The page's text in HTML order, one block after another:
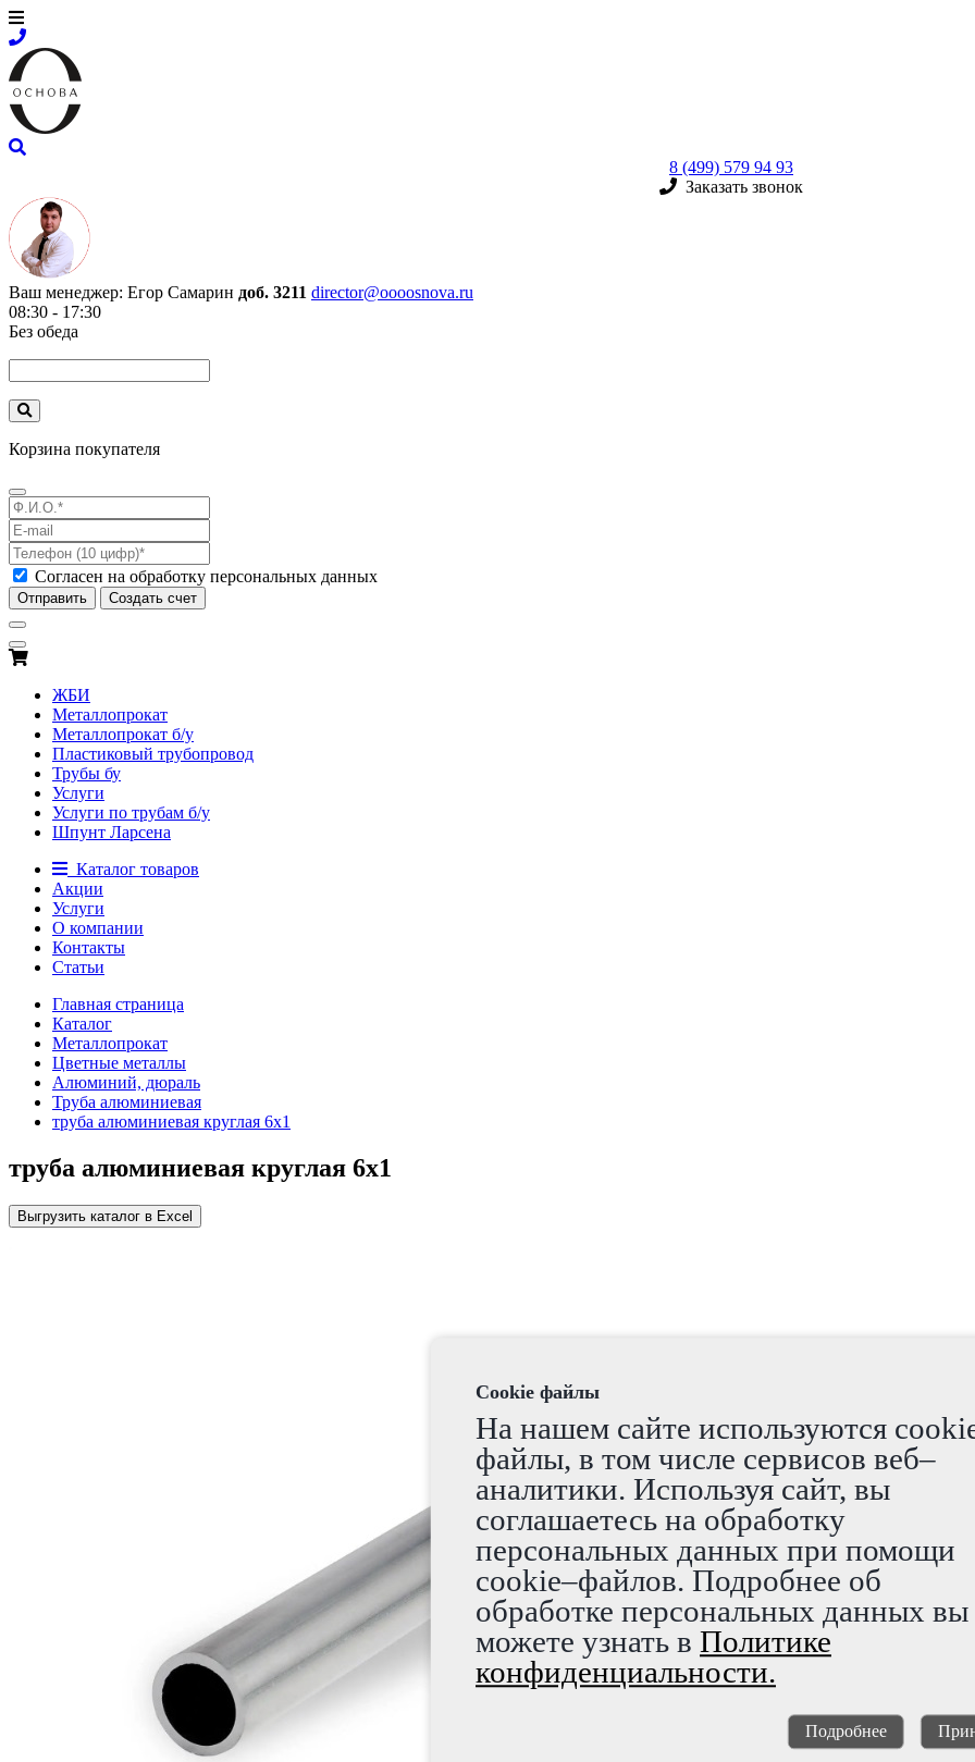
8 (499) 579 94 93
Заказать звонок
Ваш менеджер: Егор Самарин доб. 3211 director@oooosnova.ru
08:30 - 17:30
Без обеда
Корзина покупателя
Согласен на обработку персональных данных
Отправить Создать счет
ЖБИ
Металлопрокат
Металлопрокат б/у
Пластиковый трубопровод
Трубы бу
Услуги
Услуги по трубам б/у
Шпунт Ларсена
Каталог товаров
Акции
Услуги
О компании
Контакты
Статьи
Главная страница
Каталог
Металлопрокат
Цветные металлы
Алюминий, дюраль
Труба алюминиевая
труба алюминиевая круглая 6x1
труба алюминиевая круглая 6x1
Выгрузить каталог в Excel
Cookie файлы
На нашем сайте используются
файлы, в том числе сервисов веб–
аналитики. Используя сайт, вы
соглашаетесь на обработку
персональных данных при помощи
cookie–файлов. Подробнее об
обработке персональных данных вы
можете узнать в Политике
конфиденциальности.
Подробнее